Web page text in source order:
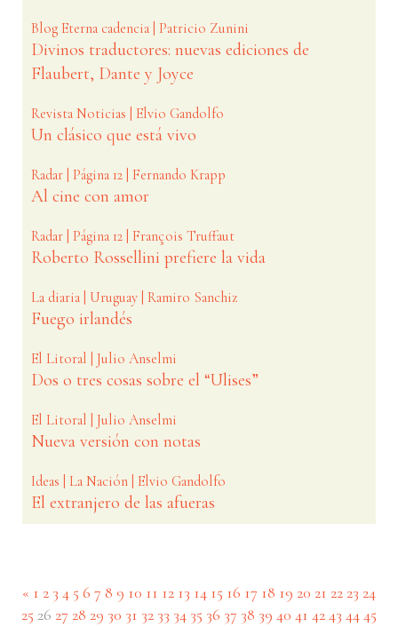
Blog Eterna cadencia | Patricio Zunini
Divinos traductores: nuevas ediciones de
Flaubert, Dante y Joyce
Revista Noticias | Elvio Gandolfo
Un clásico que está vivo
Radar | Página 12 | Fernando Krapp
Al cine con amor
Radar | Página 12 | François Truffaut
Roberto Rossellini prefiere la vida
La diaria | Uruguay | Ramiro Sanchiz
Fuego irlandés
El Litoral | Julio Anselmi
Dos o tres cosas sobre el “Ulises”
El Litoral | Julio Anselmi
Nueva versión con notas
Ideas | La Nación | Elvio Gandolfo
El extranjero de las afueras
« 1 2 3 45 6 7 8 9 10 11 12 13 14 15 16 17 18 19 20 21 22 23 24
25 26 (current)
27 28 29 30 31 32 33 34 35 36 37 38 39 40 41 4243 4445